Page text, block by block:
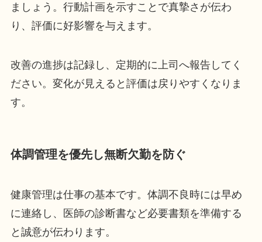
ましょう。行動計画を示すことで真摯さが伝わ
り、評価に好影響を与えます。
改善の進捗は記録し、定期的に上司へ報告してく
ださい。変化が見えると評価は戻りやすくなりま
す。
体調管理を優先し無断欠勤を防ぐ
健康管理は仕事の基本です。体調不良時には早め
に連絡し、医師の診断書など必要書類を準備する
と誠意が伝わります。